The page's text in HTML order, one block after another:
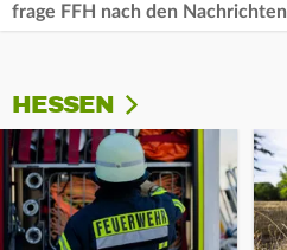
frage FFH nach den Nachrichten
HESSEN